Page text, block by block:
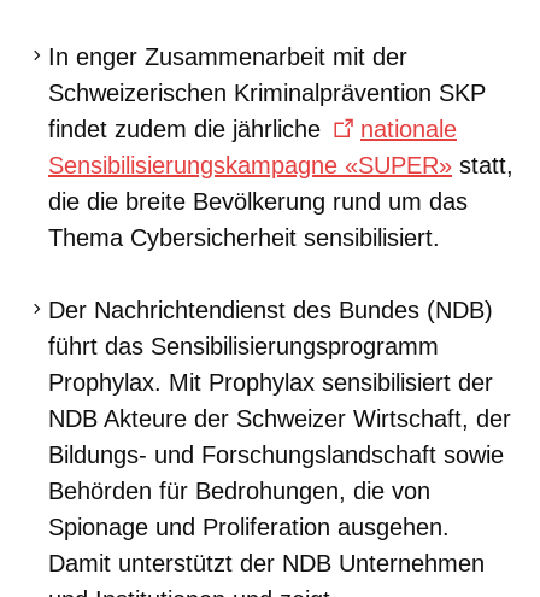
In enger Zusammenarbeit mit der
Schweizerischen Kriminalprävention SKP
findet zudem die jährliche
nationale
Sensibilisierungskampagne «SUPER» statt,
die die breite Bevölkerung rund um das
Thema Cybersicherheit sensibilisiert.
Der Nachrichtendienst des Bundes (NDB)
führt das Sensibilisierungsprogramm
Prophylax. Mit Prophylax sensibilisiert der
NDB Akteure der Schweizer Wirtschaft, der
Bildungs- und Forschungslandschaft sowie
Behörden für Bedrohungen, die von
Spionage und Proliferation ausgehen.
Damit unterstützt der NDB Unternehmen